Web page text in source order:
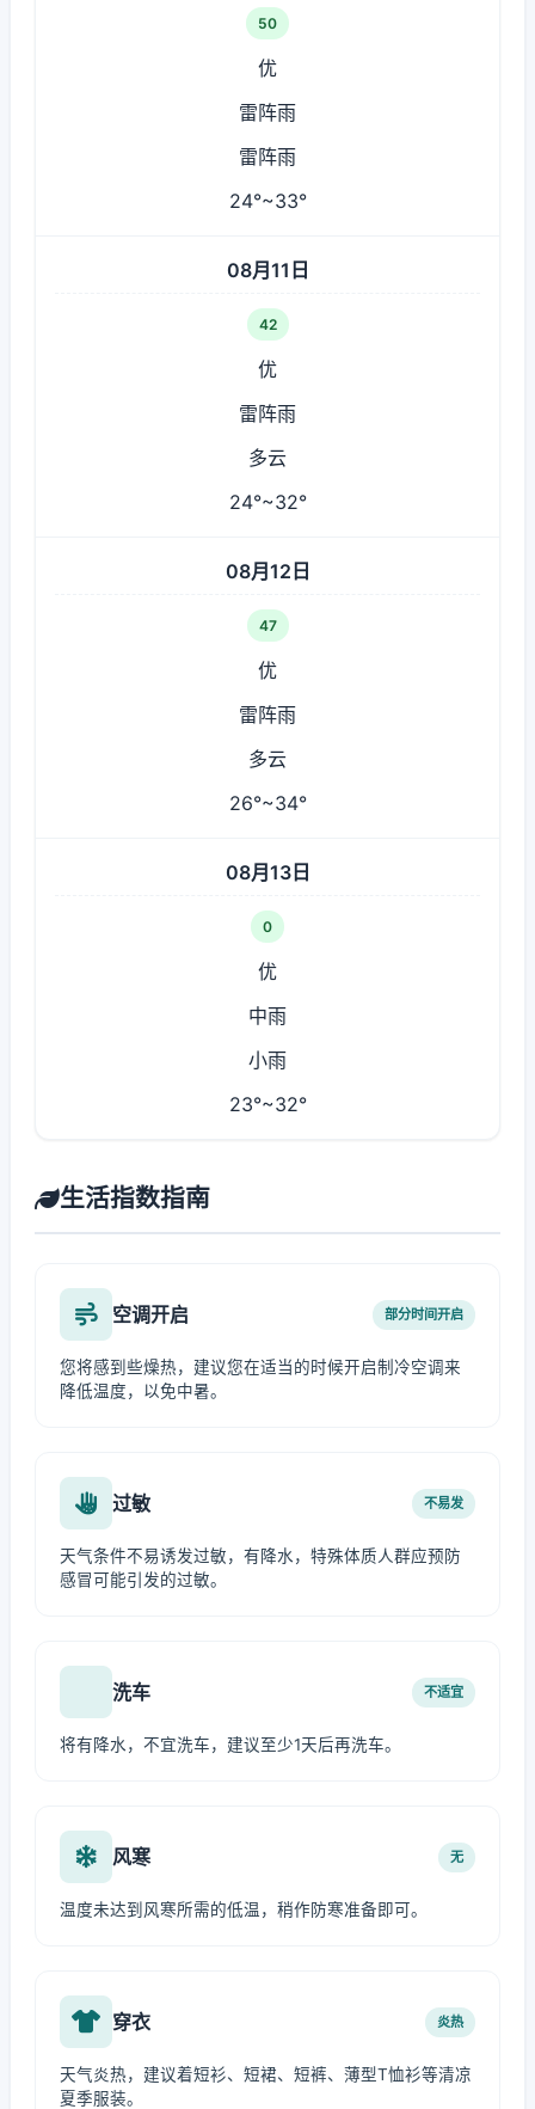
50
优
雷阵雨
雷阵雨
24°~33°
08月11日
42
优
雷阵雨
多云
24°~32°
08月12日
47
优
雷阵雨
多云
26°~34°
08月13日
0
优
中雨
小雨
23°~32°
生活指数指南
空调开启 部分时间开启
您将感到些燥热，建议您在适当的时候开启制冷空调来
降低温度，以免中暑。
过敏 不易发
天气条件不易诱发过敏，有降水，特殊体质人群应预防
感冒可能引发的过敏。
洗车 不适宜
将有降水，不宜洗车，建议至少1天后再洗车。
风寒 无
温度未达到风寒所需的低温，稍作防寒准备即可。
穿衣 炎热
天气炎热，建议着短衫、短裙、短裤、薄型T恤衫等清凉
夏季服装。